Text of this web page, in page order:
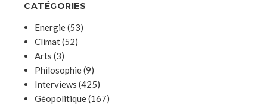
CATÉGORIES
Energie(53)
Climat(52)
Arts (3)
Philosophie(9)
Interviews (425)
Géopolitique(167)